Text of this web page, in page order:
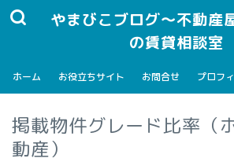
やまびこブログ～不動産
の賃貸相談室
ホーム お役立ちサイト お問合せ プロフ
掲載物件グレード比率（
動産）